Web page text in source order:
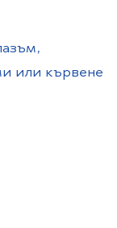
или кървене
40